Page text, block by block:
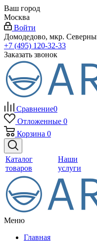
Ваш город
Москва
Войти
Домодедово, мкр.
+7 (495) 120-32-33
Заказать звонок
Сравнение0
Отложенные 0
Корзина 0
Каталог
товаров
Наши
услуги
Меню
Главная